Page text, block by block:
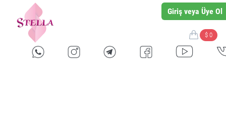
Giriş veya Üye Ol
$ 0